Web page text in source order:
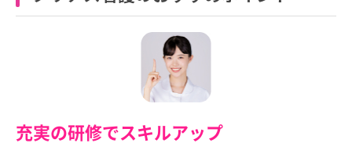
充実の研修でスキルアップ